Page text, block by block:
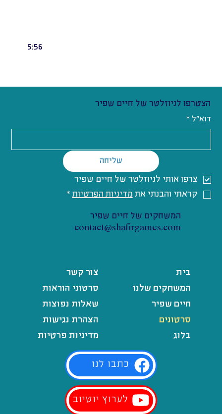
5:56
צור קשר
סרטוני הוראות
שאלות נפוצות
הצהרת נגישות
מדיניות פרטיות
בית
המשחקים שלנו
חיים שפיר
סרטונים
בלוג
הצטרפו לניוזלטר של חיים שפיר
דוא"ל *
שליחה
צרפו אותי לניוזלטר של חיים שפיר
קראתי והבנתי את מדיניות הפרטיות *
המשחקים של חיים שפיר
contact@shafirgames.com
לערוץ יוטיוב
כתבו לנו